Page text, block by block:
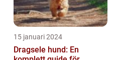
15 januari 2024
Dragsele hund: En